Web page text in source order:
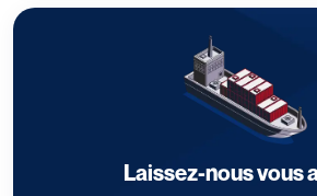
Laissez-nous vous